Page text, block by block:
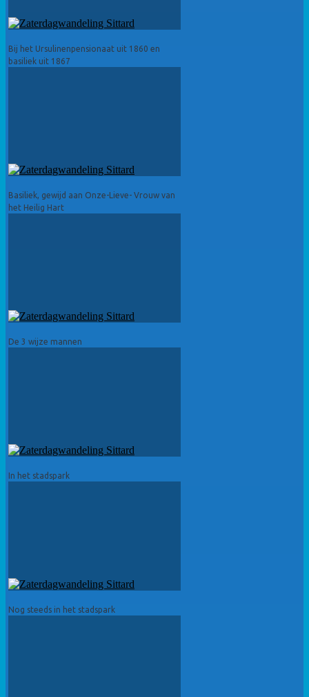
Bij het Ursulinenpensionaat uit 1860 en
basiliek uit 1867
Basiliek, gewijd aan Onze-Lieve- Vrouw van
het Heilig Hart
De 3 wijze mannen
In het stadspark
Nog steeds in het stadspark